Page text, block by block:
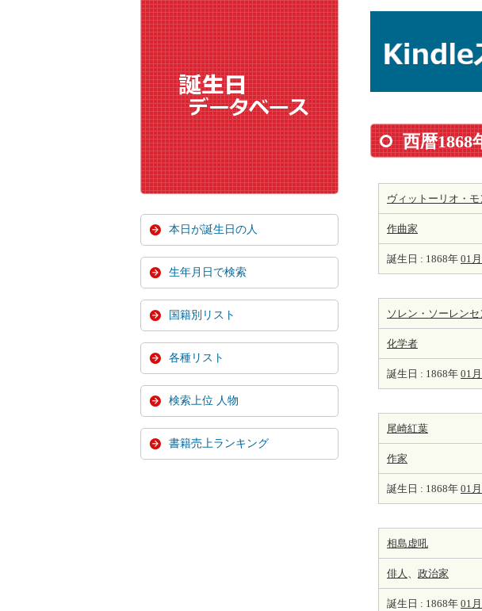
西暦1868
ヴィットーリオ・モ
作曲家
誕生日 : 1868年 01
ソレン・ソーレンセ
化学者
誕生日 : 1868年 01
尾崎紅葉
作家
誕生日 : 1868年 01
相島虚吼
俳人 、 政治家
誕生日 : 1868年 01
本日が誕生日の人
生年月日で検索
国籍別リスト
各種リスト
検索上位 人物
書籍売上ランキング